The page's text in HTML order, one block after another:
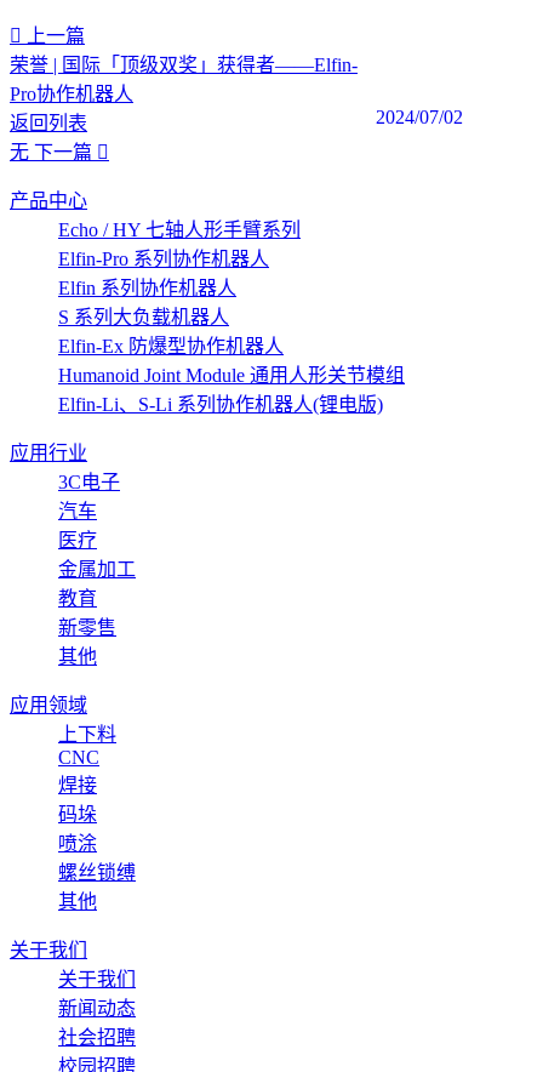
上一篇
荣誉 | 国际「顶级双奖」获得者——Elfin-
Pro协作机器人
2024/07/02
返回列表
无 下一篇
产品中心
Echo / HY 七轴人形手臂系列
Elfin-Pro 系列协作机器人
Elfin 系列协作机器人
S 系列大负载机器人
Elfin-Ex 防爆型协作机器人
Humanoid Joint Module 通用人形关节模组
Elfin-Li、S-Li 系列协作机器人(锂电版)
应用行业
3C电子
汽车
医疗
金属加工
教育
新零售
其他
应用领域
上下料
CNC
焊接
码垛
喷涂
螺丝锁缚
其他
关于我们
关于我们
新闻动态
社会招聘
校园招聘